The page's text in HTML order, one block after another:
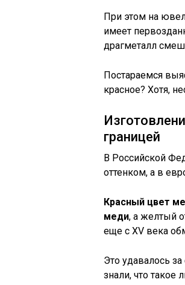
При этом на
имеет
драгметалл
Постараемся
красное? Хотя,
границей
В Российской
оттенком, а в
Красный цвет
меди, а желтый
еще с XV века
Это удавалось за
знали, что такое